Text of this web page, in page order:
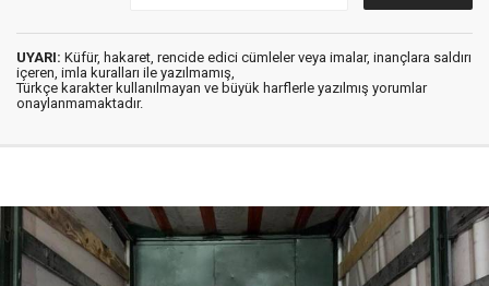
UYARI: Küfür, hakaret, rencide edici cümleler veya imalar, inançlara saldırı
içeren, imla kuralları ile yazılmamış,
Türkçe karakter kullanılmayan ve büyük harflerle yazılmış yorumlar
onaylanmamaktadır.